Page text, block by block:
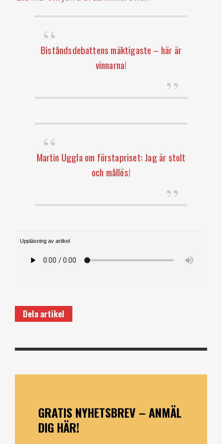
Biståndsdebattens mäktigaste – här är
vinnarna!
Martin Uggla om förstapriset: Jag är stolt
och mållös!
Uppläsning av artikel
Dela artikel
GRATIS NYHETSBREV – ANMÄL
DIG HÄR!